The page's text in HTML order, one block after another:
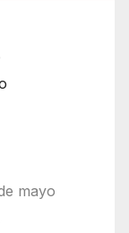
mayo